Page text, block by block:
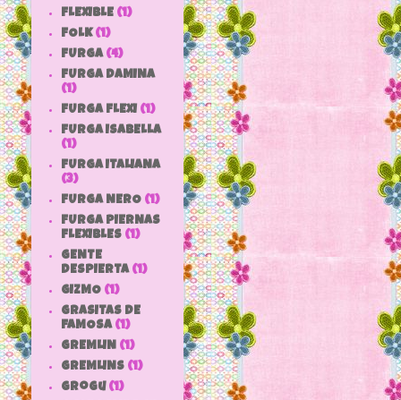
FLEXIBLE (1)
FOLK (1)
FURGA (4)
FURGA DAMINA
(1)
FURGA FLEXI (1)
FURGA ISABELLA
(1)
FURGA ITALIANA
(3)
FURGA NERO (1)
FURGA PIERNAS
FLEXIBLES (1)
GENTE
DESPIERTA (1)
GIZMO (1)
GRASITAS DE
FAMOSA (1)
GREMLIN (1)
GREMLINS (1)
grogu (1)